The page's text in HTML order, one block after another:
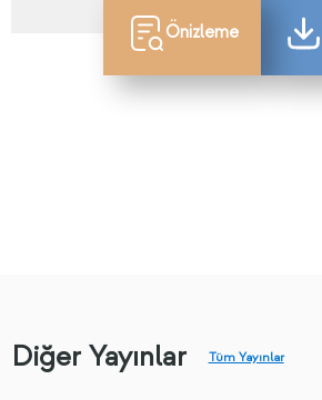
Önizleme
Diğer Yayınlar Tüm Yayınlar